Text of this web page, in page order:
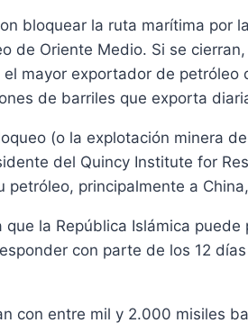
bloquear la ruta marítima por
de Oriente Medio. Si se
el mayor exportador de
de barriles que exporta
(o la explotación minera
del Quincy Institute for
petróleo, principalmente a
que la República Islámica
con parte de los 12
con entre mil y 2.000 misiles